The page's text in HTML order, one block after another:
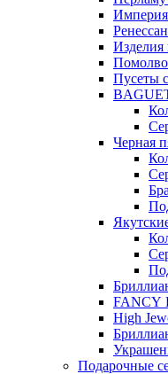
Империя
Изделия
Пусеты
Черная
FANCY
High
Подарочные